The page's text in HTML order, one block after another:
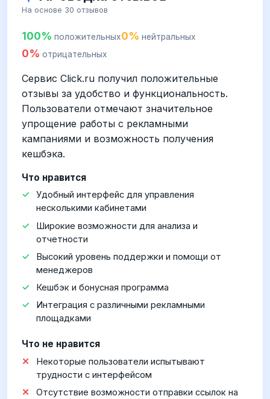
На основе 30 отзывов
100% положительных0% нейтральных
0% отрицательных
Сервис Click.ru получил положительные
отзывы за удобство и функциональность.
Пользователи отмечают значительное
упрощение работы с рекламными
кампаниями и возможность получения
кешбэка.
Что нравится
Удобный интерфейс для управления
несколькими кабинетами
Широкие возможности для анализа и
отчетности
Высокий уровень поддержки и помощи от
менеджеров
Кешбэк и бонусная программа
Интеграция с различными рекламными
площадками
Что не нравится
Некоторые пользователи испытывают
трудности с интерфейсом
Отсутствие возможности отправки ссылок на